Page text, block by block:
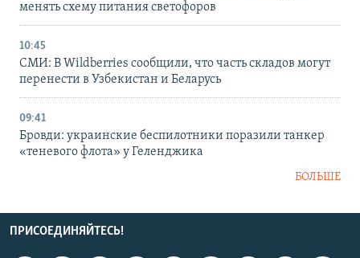
менять схему питания светофоров
10:45
СМИ: В Wildberries сообщили, что часть складов могут
перенести в Узбекистан и Беларусь
09:41
Бровди: украинские беспилотники поразили танкер
«теневого флота» у Геленджика
БОЛЬШЕ
ПРИСОЕДИНЯЙТЕСЬ!